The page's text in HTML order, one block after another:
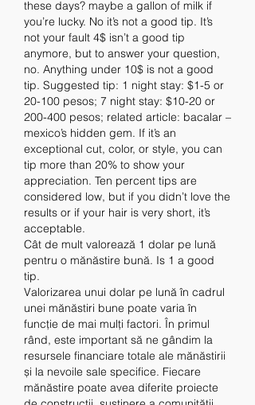
these days? maybe a gallon of milk if
you’re lucky. No it’s not a good tip. It’s
not your fault 4$ isn’t a good tip
anymore, but to answer your question,
no. Anything under 10$ is not a good
tip. Suggested tip: 1 night stay: $1-5 or
20-100 pesos; 7 night stay: $10-20 or
200-400 pesos; related article: bacalar –
mexico’s hidden gem. If it’s an
exceptional cut, color, or style, you can
tip more than 20% to show your
appreciation. Ten percent tips are
considered low, but if you didn’t love the
results or if your hair is very short, it’s
acceptable.
Cât de mult valorează 1 dolar pe lună
pentru o mănăstire bună. Is 1 a good
tip.
Valorizarea unui dolar pe lună în cadrul
unei mănăstiri bune poate varia în
funcție de mai mulți factori. În primul
rând, este important să ne gândim la
resursele financiare totale ale mănăstirii
și la nevoile sale specifice. Fiecare
mănăstire poate avea diferite proiecte